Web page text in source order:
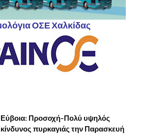
ΟΣΕ Χαλκίδας
Εύβοια: Προσοχή-Πολύ υψηλός
κίνδυνος πυρκαγιάς την Παρασκευή